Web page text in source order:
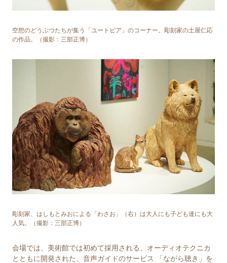
空想のどうぶつたちが集う「ユートピア」のコーナー。彫刻家の⼟屋仁応
の作品。（撮影：三部正博）
彫刻家、はしもとみおによる「わさお」（右）は大人にも子ども達にも大
人気。（撮影：三部正博）
会場では、美術館では初めて採用される、オーディオテクニカ
とともに開発された、⾳声ガイドのサービス 「ながら聴き」を